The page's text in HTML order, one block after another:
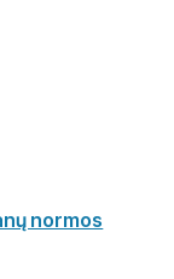
normos